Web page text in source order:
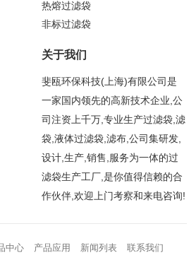
热熔过滤袋
非标过滤袋
关于我们
斐瓯环保科技(上海)有限公司是
一家国内领先的高新技术企业,公
司注资上千万,专业生产过滤袋,滤
袋,液体过滤袋,滤布,公司集研发,
设计,生产,销售,服务为一体的过
滤袋生产工厂,是你值得信赖的合
作伙伴,欢迎上门考察和来电咨询!
中心 产品应用 新闻列表 联系我们